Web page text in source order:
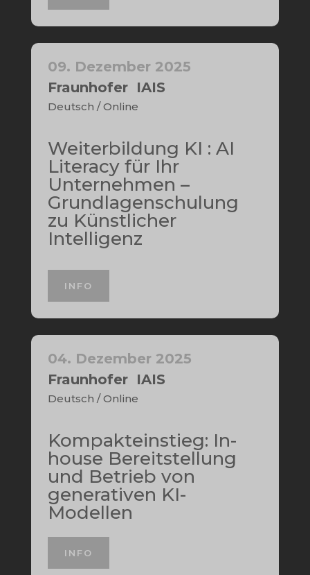
09. Dezember 2025
Fraunhofer IAIS
Deutsch / Online
Weiterbildung KI : AI
Literacy für Ihr
Unternehmen –
Grundlagenschulung
zu Künstlicher
Intelligenz
INFO
04. Dezember 2025
Fraunhofer IAIS
Deutsch / Online
Kompakteinstieg: In-
house Bereitstellung
und Betrieb von
generativen KI-
Modellen
INFO